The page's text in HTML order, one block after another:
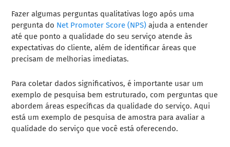
Fazer algumas perguntas qualitativas logo após uma
pergunta do Net Promoter Score (NPS) ajuda a entender
até que ponto a qualidade do seu serviço atende às
expectativas do cliente, além de identificar áreas que
precisam de melhorias imediatas.
Para coletar dados significativos, é importante usar um
exemplo de pesquisa bem estruturado, com perguntas que
abordem áreas específicas da qualidade do serviço. Aqui
está um exemplo de pesquisa de amostra para avaliar a
qualidade do serviço que você está oferecendo.